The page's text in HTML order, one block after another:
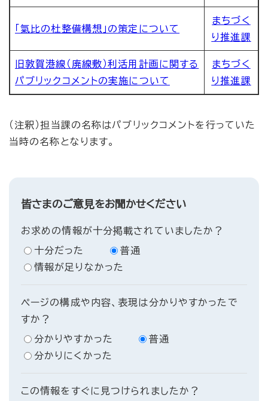
「氣比の杜整備構想」の策定について
まちづく
り推進課
旧敦賀港線（廃線敷）利活用計画に関する
パブリックコメントの実施について
まちづく
り推進課
（注釈）担当課の名称はパブリックコメントを行っていた
当時の名称となります。
皆さまのご意見をお聞かせください
お求めの情報が十分掲載されていましたか？
十分だった
普通
情報が足りなかった
ページの構成や内容、表現は分かりやすかったで
すか？
分かりやすかった
普通
分かりにくかった
この情報をすぐに見つけられましたか？